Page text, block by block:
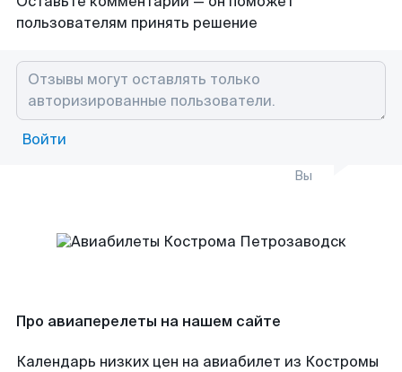
пользователям принять решение
Войти
Вы
Про авиаперелеты на нашем сайте
Календарь низких цен на авиабилет из Костромы